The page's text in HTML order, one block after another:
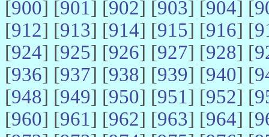
[900] [901] [902] [903] [904] [
[912] [913] [914] [915] [916] [
[924] [925] [926] [927] [928] [
[936] [937] [938] [939] [940] [
[948] [949] [950] [951] [952] [
[960] [961] [962] [963] [964] [